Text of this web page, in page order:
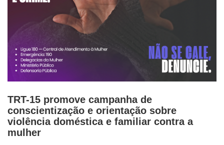
TRT-15 promove campanha de
conscientização e orientação sobre
violência doméstica e familiar contra a
mulher